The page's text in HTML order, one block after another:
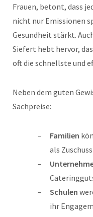
Frauen, betont, dass
nicht nur Emissionen
Gesundheit stärkt.
Siefert hebt hervor,
oft die schnellste und
Neben dem guten
Sachpreise:
Familien
als
Schulen
ihr